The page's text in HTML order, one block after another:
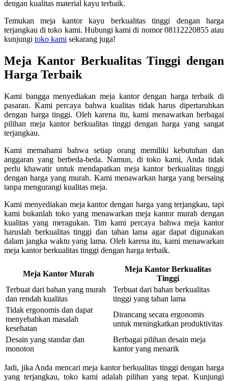
dengan kualitas material kayu terbaik.
Temukan meja kantor kayu berkualitas tinggi dengan harga
terjangkau di toko kami. Hubungi kami di nomor 08112220855 atau
kunjungi toko kami sekarang juga!
Meja Kantor Berkualitas Tinggi dengan
Harga Terbaik
Kami bangga menyediakan meja kantor dengan harga terbaik di
pasaran. Kami percaya bahwa kualitas tidak harus dipertaruhkan
dengan harga tinggi. Oleh karena itu, kami menawarkan berbagai
pilihan meja kantor berkualitas tinggi dengan harga yang sangat
terjangkau.
Kami memahami bahwa setiap orang memiliki kebutuhan dan
anggaran yang berbeda-beda. Namun, di toko kami, Anda tidak
perlu khawatir untuk mendapatkan meja kantor berkualitas tinggi
dengan harga yang murah. Kami menawarkan harga yang bersaing
tanpa mengurangi kualitas meja.
Kami menyediakan meja kantor dengan harga yang terjangkau, tapi
kami bukanlah toko yang menawarkan meja kantor murah dengan
kualitas yang meragukan. Tim kami percaya bahwa meja kantor
haruslah berkualitas tinggi dan tahan lama agar dapat digunakan
dalam jangka waktu yang lama. Oleh karena itu, kami menawarkan
meja kantor berkualitas tinggi dengan harga terbaik.
Meja Kantor Murah
Meja Kantor Berkualitas
Tinggi
Terbuat dari bahan yang murah
dan rendah kualitas
Terbuat dari bahan berkualitas
tinggi yang tahan lama
Tidak ergonomis dan dapat
menyebabkan masalah
kesehatan
Dirancang secara ergonomis
untuk meningkatkan produktivitas
Desain yang standar dan
monoton
Berbagai pilihan desain meja
kantor yang menarik
Jadi, jika Anda mencari meja kantor berkualitas tinggi dengan harga
yang terjangkau, toko kami adalah pilihan yang tepat. Kunjungi